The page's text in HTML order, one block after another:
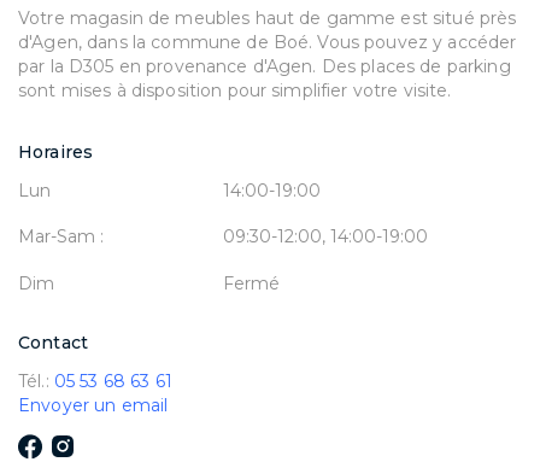
Votre magasin de meubles haut de gamme est situé près
d'Agen, dans la commune de Boé. Vous pouvez y accéder
par la D305 en provenance d'Agen. Des places de parking
sont mises à disposition pour simplifier votre visite.
Horaires
Lun
14:00-19:00
Mar-Sam : 09:30-12:00, 14:00-19:00
Dim Fermé
Contact
Tél.: 05 53 68 63 61
Envoyer un email